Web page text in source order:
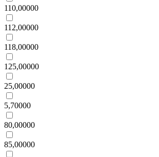
110,00000
112,00000
118,00000
125,00000
25,00000
5,70000
80,00000
85,00000